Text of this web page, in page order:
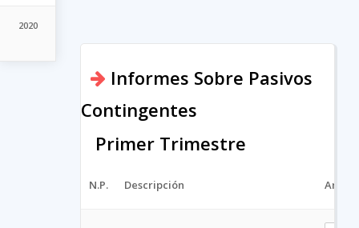
2020
Informes Sobre Pasivos
Contingentes
Primer Trimestre
N.P. Descripción